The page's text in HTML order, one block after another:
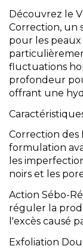
Découvrez le
Correction, un
pour les
fluctuations
profondeur
offrant une
Correction des
formulation
les
noirs et les
Action Sébo-
réguler la
l'excès causé
Exfoliation